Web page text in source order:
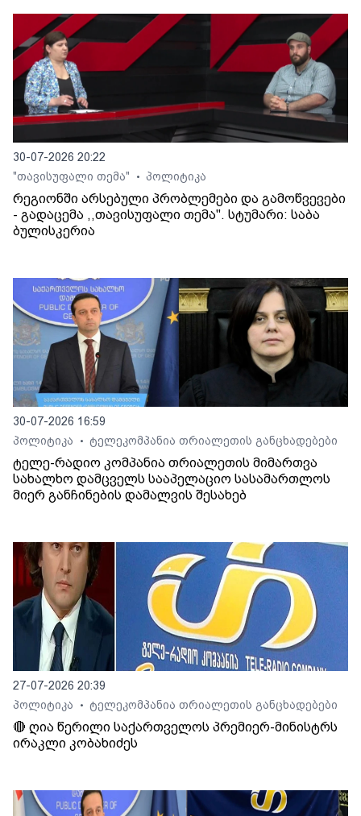
30-07-2026 20:22
"თავისუფალი თემა"
• პოლიტიკა
რეგიონში არსებული პრობლემები და გამოწვევები
- გადაცემა ,,თავისუფალი თემა". სტუმარი: საბა
ბულისკერია
30-07-2026 16:59
პოლიტიკა
• ტელეკომპანია თრიალეთის განცხადებები
ტელე-რადიო კომპანია თრიალეთის მიმართვა
სახალხო დამცველს სააპელაციო სასამართლოს
მიერ განჩინების დამალვის შესახებ
27-07-2026 20:39
პოლიტიკა
• ტელეკომპანია თრიალეთის განცხადებები
🔴 ღია წერილი საქართველოს პრემიერ-მინისტრს
ირაკლი კობახიძეს